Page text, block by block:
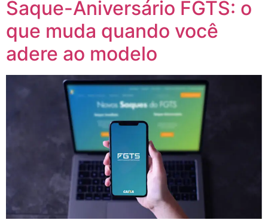
Saque-Aniversário FGTS: o
que muda quando você
adere ao modelo